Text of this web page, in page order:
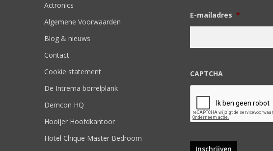
Actronics
Algemene Voorwaarden
Blog & nieuws
Contact
Cookie statement
De Intrema borrelplank
Demcon HQ
Hooijer Hoofdkantoor
Hotel Chique Master Bedroom
E-mailadres *
CAPTCHA